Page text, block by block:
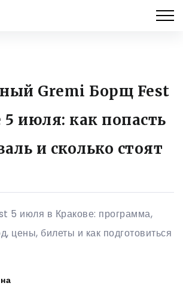
Gremi Борщ Fest
5 июля: как попасть
и сколько стоят
5 июля в Кракове: программа,
цены, билеты и как подготовиться